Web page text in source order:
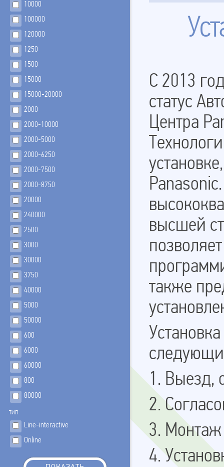
10000
100000
120000
1250
1500
15000
15000-20000
2000
2000-10000
2000-5000
2000-6250
2000-7500
2000-8750
20000
240000
2500
3000
30000
3750
40000
5000
50000
600
6000
60000
800
80000
ТИП
Line-interactive
Online
C 2013
статус
Центра
высшей
также
1. Выезд,
2.
3. Монтаж
4.